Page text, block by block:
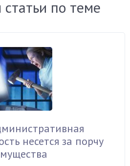
по теме
несется за порчу